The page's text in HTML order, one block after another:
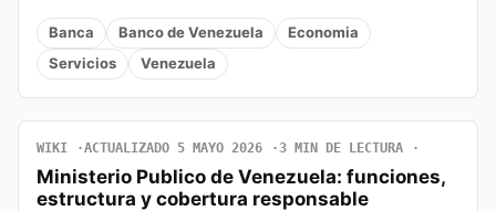
Banca Banco de Venezuela
Economia
Servicios
Venezuela
WIKI ACTUALIZADO 5 MAYO 2026 3 MIN DE LECTURA
Ministerio Publico de Venezuela: funciones,
estructura y cobertura responsable